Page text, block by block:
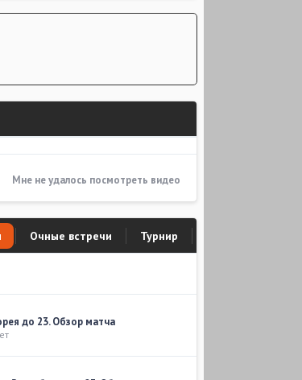
Мне не удалось посмотреть видео
Очные встречи Турнир
до 23. Обзор матча